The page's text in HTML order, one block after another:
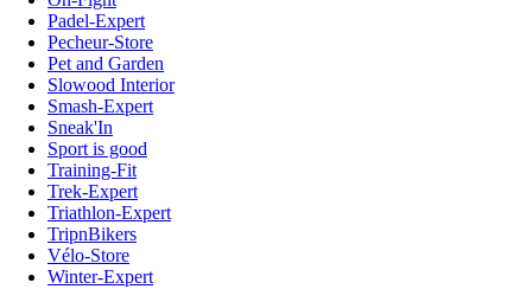
Padel-Expert
Pecheur-Store
Pet and Garden
Slowood Interior
Smash-Expert
Sneak'In
Sport is good
Training-Fit
Trek-Expert
Triathlon-Expert
TripnBikers
Vélo-Store
Winter-Expert